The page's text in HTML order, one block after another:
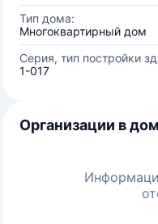
Тип дома:
Многоквартирный дом
Серия, тип постройки
1-017
Организации в